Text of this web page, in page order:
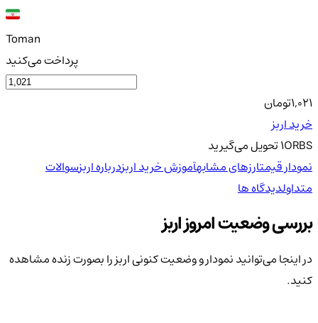
Toman
پرداخت می‌کنید
1,021تومان
خرید اربز
1ORBSتحویلمی‌گیرید
نمودار قیمتارزهای مشابهآموزش خرید اربزدرباره اربزسوالات
متداولدیدگاه ها
بررسی وضعیت امروز اربز
در اینجا می‌توانید نمودار و وضعیت کنونی اربز را بصورت زنده مشاهده
کنید.